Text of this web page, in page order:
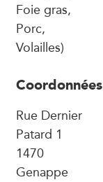
Foie gras,
Porc,
Volailles)
Coordonnées
Rue Dernier
Patard 1
1470
Genappe